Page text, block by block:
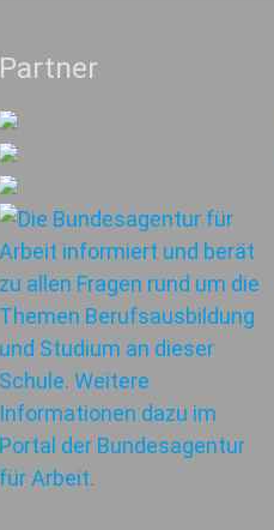
Partner